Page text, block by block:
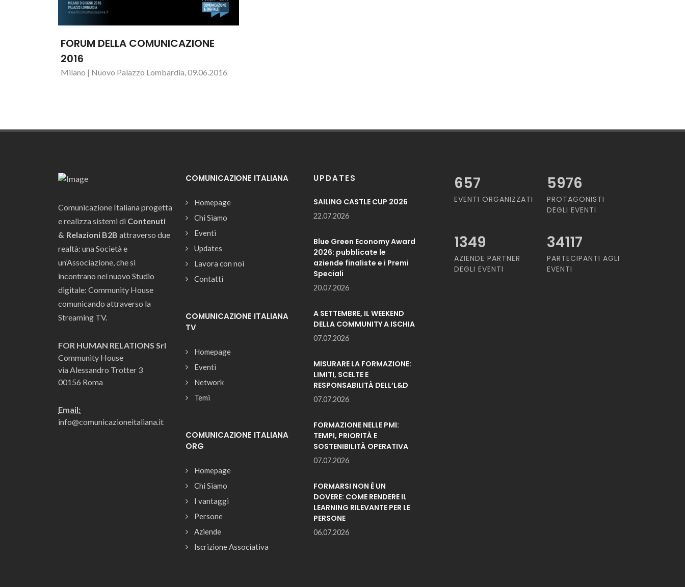
FORUM DELLA COMUNICAZIONE
2016
Milano | Nuovo Palazzo Lombardia, 09.06.2016
Comunicazione Italiana progetta
e realizza sistemi di Contenuti
& Relazioni B2B attraverso due
realtà: una Società e
un’Associazione, che si
incontrano nel nuovo Studio
digitale: Community House
comunicando attraverso la
Streaming TV.
FOR HUMAN RELATIONS Srl
Community House
via Alessandro Trotter 3
00156 Roma
Email:
info@comunicazioneitaliana.it
COMUNICAZIONE ITALIANA
Homepage
Chi Siamo
Eventi
Updates
Lavora con noi
Contatti
COMUNICAZIONE ITALIANA
TV
Homepage
Eventi
Network
Temi
COMUNICAZIONE ITALIANA
ORG
Homepage
Chi Siamo
I vantaggi
Persone
Aziende
Iscrizione Associativa
UPDATES
SAILING CASTLE CUP 2026
22.07.2026
Blue Green Economy Award
2026: pubblicate le
aziende finaliste e i Premi
Speciali
20.07.2026
A SETTEMBRE, IL WEEKEND
DELLA COMMUNITY A ISCHIA
07.07.2026
MISURARE LA FORMAZIONE:
LIMITI, SCELTE E
RESPONSABILITÀ DELL’L&D
07.07.2026
FORMAZIONE NELLE PMI:
TEMPI, PRIORITÀ E
SOSTENIBILITÀ OPERATIVA
07.07.2026
FORMARSI NON È UN
DOVERE: COME RENDERE IL
LEARNING RILEVANTE PER LE
PERSONE
06.07.2026
657
EVENTI ORGANIZZATI
5976
PROTAGONISTI
DEGLI EVENTI
1349
AZIENDE PARTNER
DEGLI EVENTI
34117
PARTECIPANTI AGLI
EVENTI